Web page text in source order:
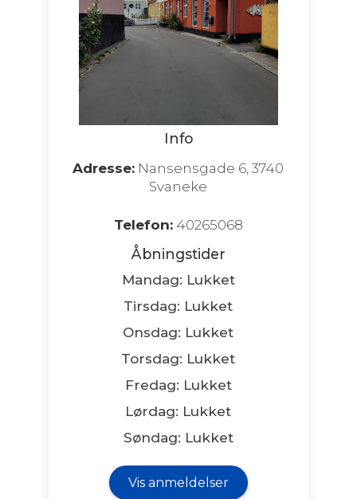
Info
Adresse: Nansensgade 6, 3740
Svaneke
Telefon:40265068
Åbningstider
Mandag: Lukket
Tirsdag: Lukket
Onsdag: Lukket
Torsdag: Lukket
Fredag: Lukket
Lørdag: Lukket
Søndag: Lukket
Vis anmeldelser